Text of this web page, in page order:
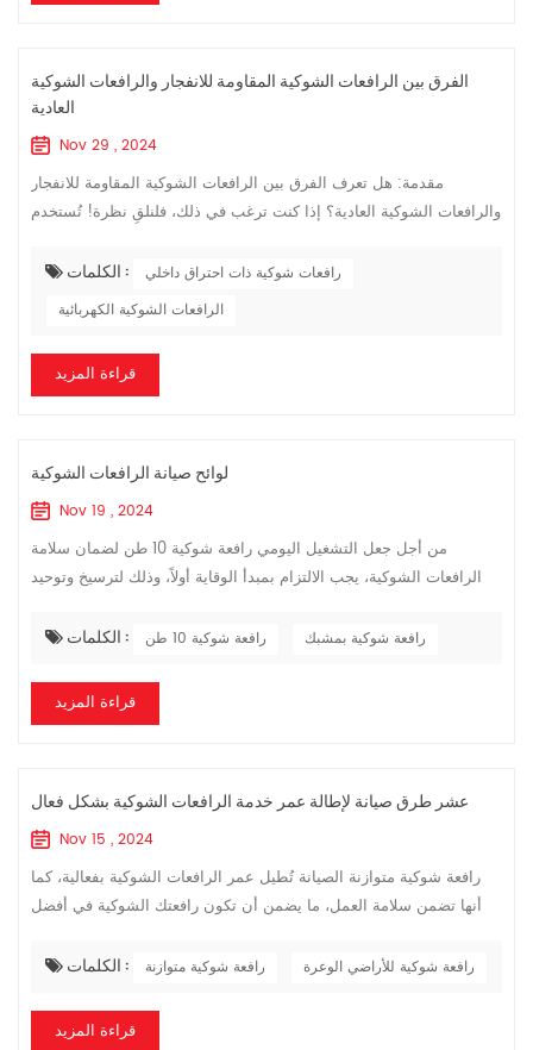
الفرق بين الرافعات الشوكية المقاومة للانفجار والرافعات الشوكية
العادية
Nov 29 , 2024
مقدمة: هل تعرف الفرق بين الرافعات الشوكية المقاومة للانفجار
والرافعات الشوكية العادية؟ إذا كنت ترغب في ذلك، فلنلقِ نظرة! تُستخدم
أولاً...
الكلمات :
رافعات شوكية ذات احتراق داخلي
الرافعات الشوكية الكهربائية
قراءة المزيد
لوائح صيانة الرافعات الشوكية
Nov 19 , 2024
من أجل جعل التشغيل اليومي رافعة شوكية 10 طن لضمان سلامة
الرافعات الشوكية، يجب الالتزام بمبدأ الوقاية أولاً، وذلك لترسيخ وتوحيد
وضع لوائ...
الكلمات : رافعة شوكية 10 طن رافعة شوكية بمشبك
قراءة المزيد
عشر طرق صيانة لإطالة عمر خدمة الرافعات الشوكية بشكل فعال
Nov 15 , 2024
رافعة شوكية متوازنة الصيانة تُطيل عمر الرافعات الشوكية بفعالية، كما
أنها تضمن سلامة العمل، ما يضمن أن تكون رافعتك الشوكية في أفضل
تُطيل ...
الكلمات : رافعة شوكية متوازنة رافعة شوكية للأراضي الوعرة
قراءة المزيد